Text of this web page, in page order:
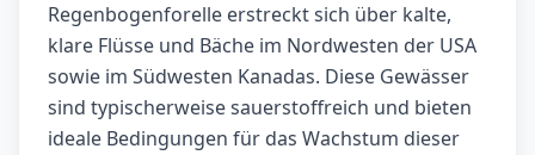
Regenbogenforelle erstreckt sich über kalte,
klare Flüsse und Bäche im Nordwesten der USA
sowie im Südwesten Kanadas. Diese Gewässer
sind typischerweise sauerstoffreich und bieten
ideale Bedingungen für das Wachstum dieser